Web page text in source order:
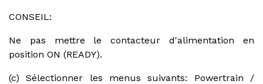
CONSEIL:
Ne pas mettre le contacteur d'alimentation en
position ON (READY).
(c) Sélectionner les menus suivants: Powertrain /